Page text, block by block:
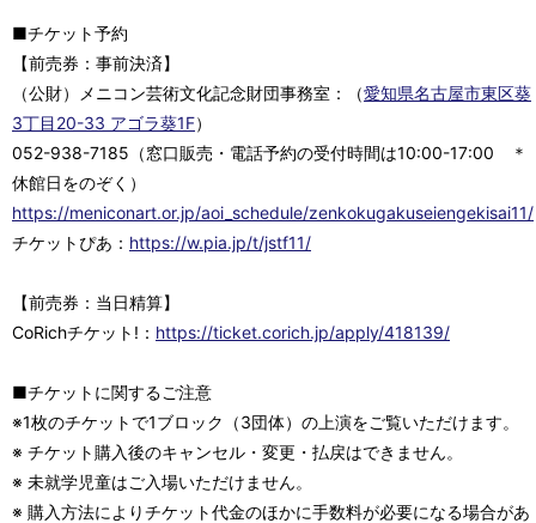
■チケット予約
【前売券：事前決済】
（公財）メニコン芸術文化記念財団事務室：（愛知県名古屋市東区葵
3丁目20-33 アゴラ葵1F）
052-938-7185（窓口販売・電話予約の受付時間は10:00-17:00 ＊
休館日をのぞく）
https://meniconart.or.jp/aoi_schedule/zenkokugakuseiengekisai11/
チケットぴあ： https://w.pia.jp/t/jstf11/
【前売券：当日精算】
CoRichチケット!： https://ticket.corich.jp/apply/418139/
■チケットに関するご注意
※1枚のチケットで1ブロック（3団体）の上演をご覧いただけます。
※ チケット購入後のキャンセル・変更・払戻はできません。
※ 未就学児童はご入場いただけません。
※ 購入方法によりチケット代金のほかに手数料が必要になる場合があ